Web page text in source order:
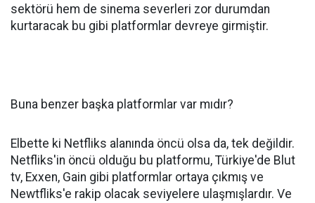
sektörü hem de sinema severleri zor durumdan
kurtaracak bu gibi platformlar devreye girmiştir.
Buna benzer başka platformlar var mıdır?
Elbette ki Netfliks alanında öncü olsa da, tek değildir.
Netfliks'in öncü olduğu bu platformu, Türkiye'de Blut
tv, Exxen, Gain gibi platformlar ortaya çıkmış ve
Newtfliks'e rakip olacak seviyelere ulaşmışlardır. Ve